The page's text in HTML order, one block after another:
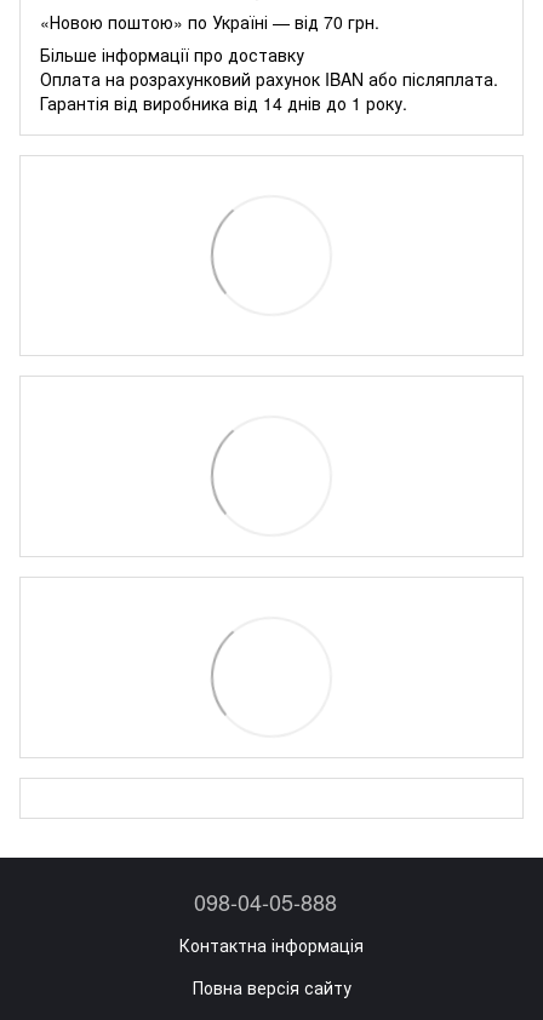
«Новою поштою» по Україні — від 70 грн.
Більше інформації про доставку
Оплата на розрахунковий рахунок IBAN або післяплата.
Гарантія від виробника від 14 днів до 1 року.
098-04-05-888
Контактна інформація
Повна версія сайту